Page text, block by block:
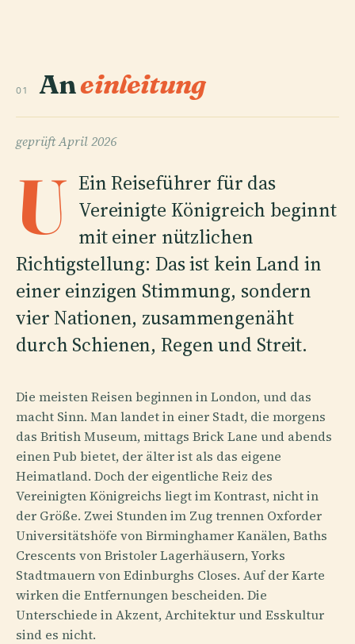
01 Aneinleitung
geprüftApril 2026
U Ein Reiseführer für das
Vereinigte Königreich beginnt
mit einer nützlichen
Richtigstellung: Das ist kein Land in
einer einzigen Stimmung, sondern
vier Nationen, zusammengenäht
durch Schienen, Regen und Streit.
Die meisten Reisen beginnen in London, und das
macht Sinn. Man landet in einer Stadt, die morgens
das British Museum, mittags Brick Lane und abends
einen Pub bietet, der älter ist als das eigene
Heimatland. Doch der eigentliche Reiz des
Vereinigten Königreichs liegt im Kontrast, nicht in
der Größe. Zwei Stunden im Zug trennen Oxforder
Universitätshöfe von Birminghamer Kanälen, Baths
Crescents von Bristoler Lagerhäusern, Yorks
Stadtmauern von Edinburghs Closes. Auf der Karte
wirken die Entfernungen bescheiden. Die
Unterschiede in Akzent, Architektur und Esskultur
sind es nicht.